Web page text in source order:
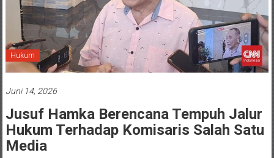
Hukum
Juni 14, 2026
Jusuf Hamka Berencana Tempuh Jalur
Hukum Terhadap Komisaris Salah Satu
Media